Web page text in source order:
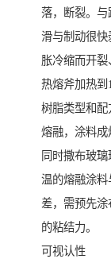
落，断裂。与
滑与制动很
胀冷缩而开
热熔斧加热
树脂类型和
熔融，涂料成
同时撒布玻
温的熔融涂
差，需预先涂
的粘结力。
可视认性